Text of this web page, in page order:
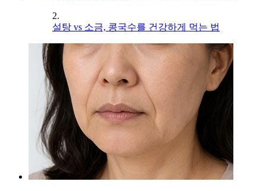
2.
설탕 vs 소금, 콩국수를 건강하게 먹는 법